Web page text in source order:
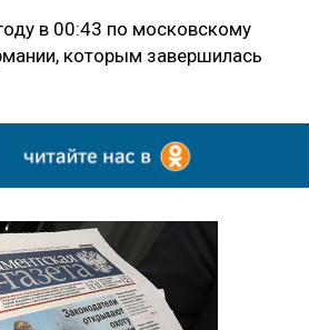
в 00:43 по московскому
которым завершилась